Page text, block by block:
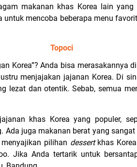
makanan khas Korea lain
mencoba beberapa menu
Topoci
Korea”? Anda bisa merasakannya
menjajakan jajanan Korea. Di
lezat dan otentik. Sebab, semua
khas Korea yang populer,
Ada juga makanan berat yang
pilihan dessert khas
Jika Anda tertarik untuk